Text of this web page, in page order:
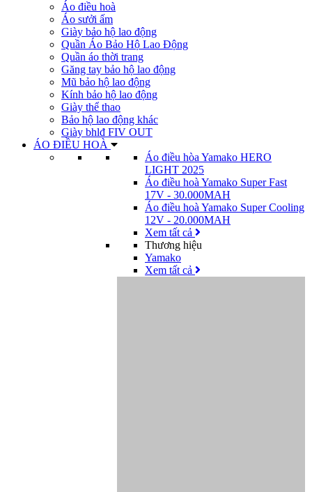
Áo điều hoà
Áo sưởi ấm
Giày bảo hộ lao động
Quần Áo Bảo Hộ Lao Động
Quần áo thời trang
Găng tay bảo hộ lao động
Mũ bảo hộ lao động
Kính bảo hộ lao động
Giày thể thao
Bảo hộ lao động khác
Giày bhlđ FIV OUT
ÁO ĐIỀU HOÀ
Áo điều hòa Yamako HERO
LIGHT 2025
Áo điều hoà Yamako Super Fast
17V - 30.000MAH
Áo điều hoà Yamako Super Cooling
12V - 20.000MAH
Xem tất cả
Thương hiệu
Yamako
Xem tất cả